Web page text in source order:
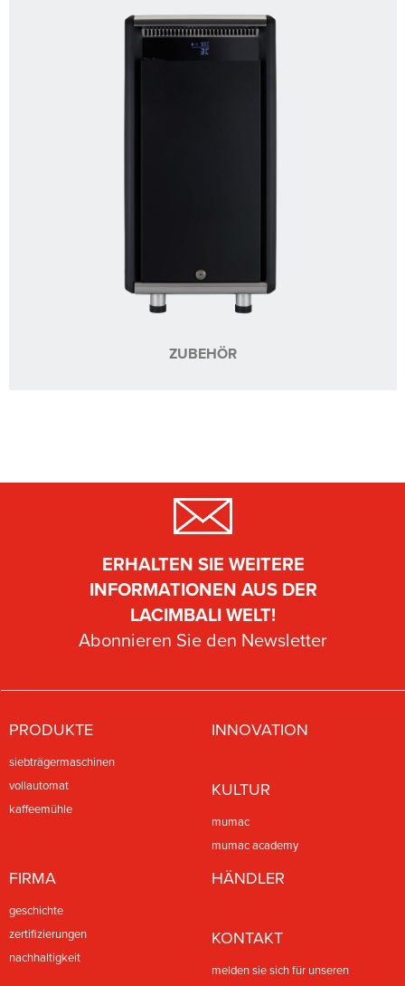
ZUBEHÖR
ERHALTEN SIE WEITERE
INFORMATIONEN AUS DER
LACIMBALI WELT!
Abonnieren Sie den Newsletter
PRODUKTE
siebträgermaschinen
vollautomat
kaffeemühle
INNOVATION
KULTUR
mumac
mumac academy
FIRMA
geschichte
zertifizierungen
nachhaltigkeit
HÄNDLER
KONTAKT
melden sie sich für unseren